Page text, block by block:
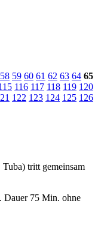
58 59 60 61 62 63 64 65
116 117 118 119 120
122 123 124 125 126
tritt gemeinsam
Dauer 75 Min. ohne